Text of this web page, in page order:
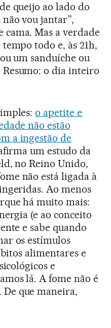
queijo ao lado do
não vou jantar”,
cama. Mas a verdade
todo e, às 21h,
um sanduíche ou
o dia inteiro
o apetite e
não estão
a ingestão de
um estudo da
no Reino Unido,
não está ligada à
Ao menos
há muito mais:
(e ao conceito
e sabe quando
os estímulos
alimentares e
e
lá. A fome não é
que maneira,